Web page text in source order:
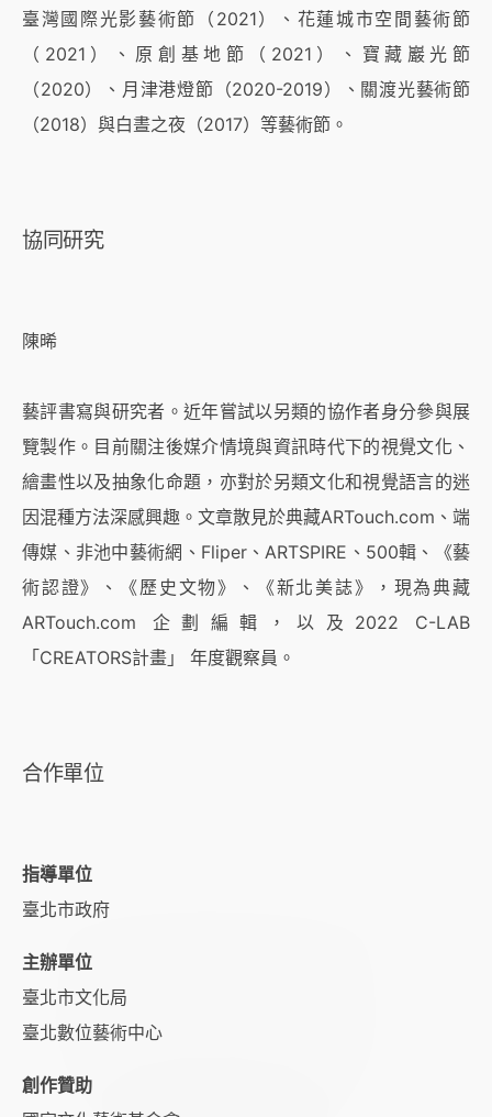
臺灣國際光影藝術節（2021）、花蓮城市空間藝術節
（2021）、原創基地節（2021）、寶藏巖光節
（2020）、月津港燈節（2020-2019）、關渡光藝術節
（2018）與白晝之夜（2017）等藝術節。
協同研究
陳晞
藝評書寫與研究者。近年嘗試以另類的協作者身分參與展
覽製作。目前關注後媒介情境與資訊時代下的視覺文化、
繪畫性以及抽象化命題，亦對於另類文化和視覺語言的迷
因混種方法深感興趣。文章散見於典藏ARTouch.com、端
傳媒、非池中藝術網、Fliper、ARTSPIRE、500輯、《藝
術認證》、《歷史文物》、《新北美誌》，現為典藏
ARTouch.com 企劃編輯，以及2022 C-LAB
「CREATORS計畫」 年度觀察員。
合作單位
指導單位
臺北市政府
主辦單位
臺北市文化局
臺北數位藝術中心
創作贊助